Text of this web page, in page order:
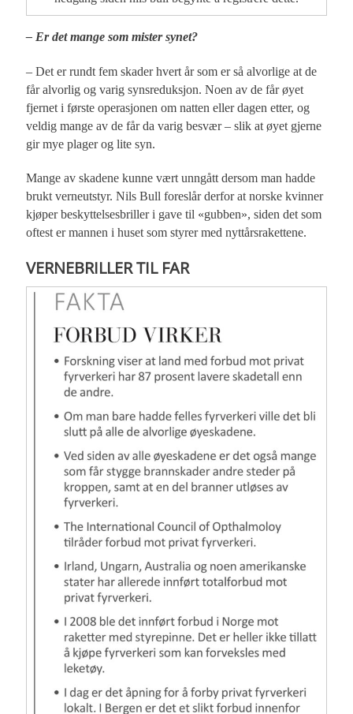
– Er det mange som mister synet?
– Det er rundt fem skader hvert år som er så alvorlige at de
får alvorlig og varig synsreduksjon. Noen av de får øyet
fjernet i første operasjonen om natten eller dagen etter, og
veldig mange av de får da varig besvær – slik at øyet gjerne
gir mye plager og lite syn.
Mange av skadene kunne vært unngått dersom man hadde
brukt verneutstyr. Nils Bull foreslår derfor at norske kvinner
kjøper beskyttelsesbriller i gave til «gubben», siden det som
oftest er mannen i huset som styrer med nyttårsrakettene.
VERNEBRILLER TIL FAR